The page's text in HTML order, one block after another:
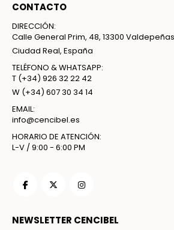
CONTACTO
DIRECCIÓN:
Calle General Prim, 48, 13300 Valdepeñas
Ciudad Real, España
TELÉFONO & WHATSAPP:
T (+34) 926 32 22 42
W (+34) 607 30 34 14
EMAIL:
info@cencibel.es
HORARIO DE ATENCIÓN:
L-V / 9:00 - 6:00 PM
NEWSLETTER CENCIBEL